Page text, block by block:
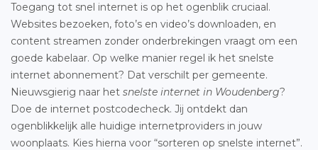
Toegang tot snel internet is op het ogenblik cruciaal.
Websites bezoeken, foto’s en video’s downloaden, en
content streamen zonder onderbrekingen vraagt om een
goede kabelaar. Op welke manier regel ik het snelste
internet abonnement? Dat verschilt per gemeente.
Nieuwsgierig naar het snelste internet in Woudenberg?
Doe de internet postcodecheck. Jij ontdekt dan
ogenblikkelijk alle huidige internetproviders in jouw
woonplaats. Kies hierna voor “sorteren op snelste internet”.